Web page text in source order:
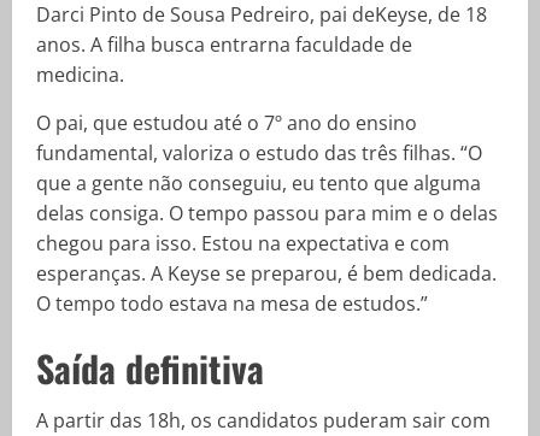
Darci Pinto de Sousa Pedreiro, pai deKeyse, de 18
anos. A filha busca entrarna faculdade de
medicina.
O pai, que estudou até o 7º ano do ensino
fundamental, valoriza o estudo das três filhas. “O
que a gente não conseguiu, eu tento que alguma
delas consiga. O tempo passou para mim e o delas
chegou para isso. Estou na expectativa e com
esperanças. A Keyse se preparou, é bem dedicada.
O tempo todo estava na mesa de estudos.”
Saída definitiva
A partir das 18h, os candidatos puderam sair com